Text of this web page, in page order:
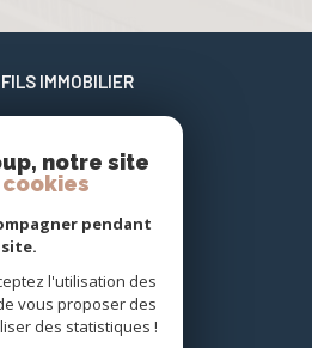
IMMOBILIER
patrimoine.fr
jasmins Carnon Plage
mauguio
SUIVRE SUR
notre site
pendant
l'utilisation des
vous proposer des
des statistiques !